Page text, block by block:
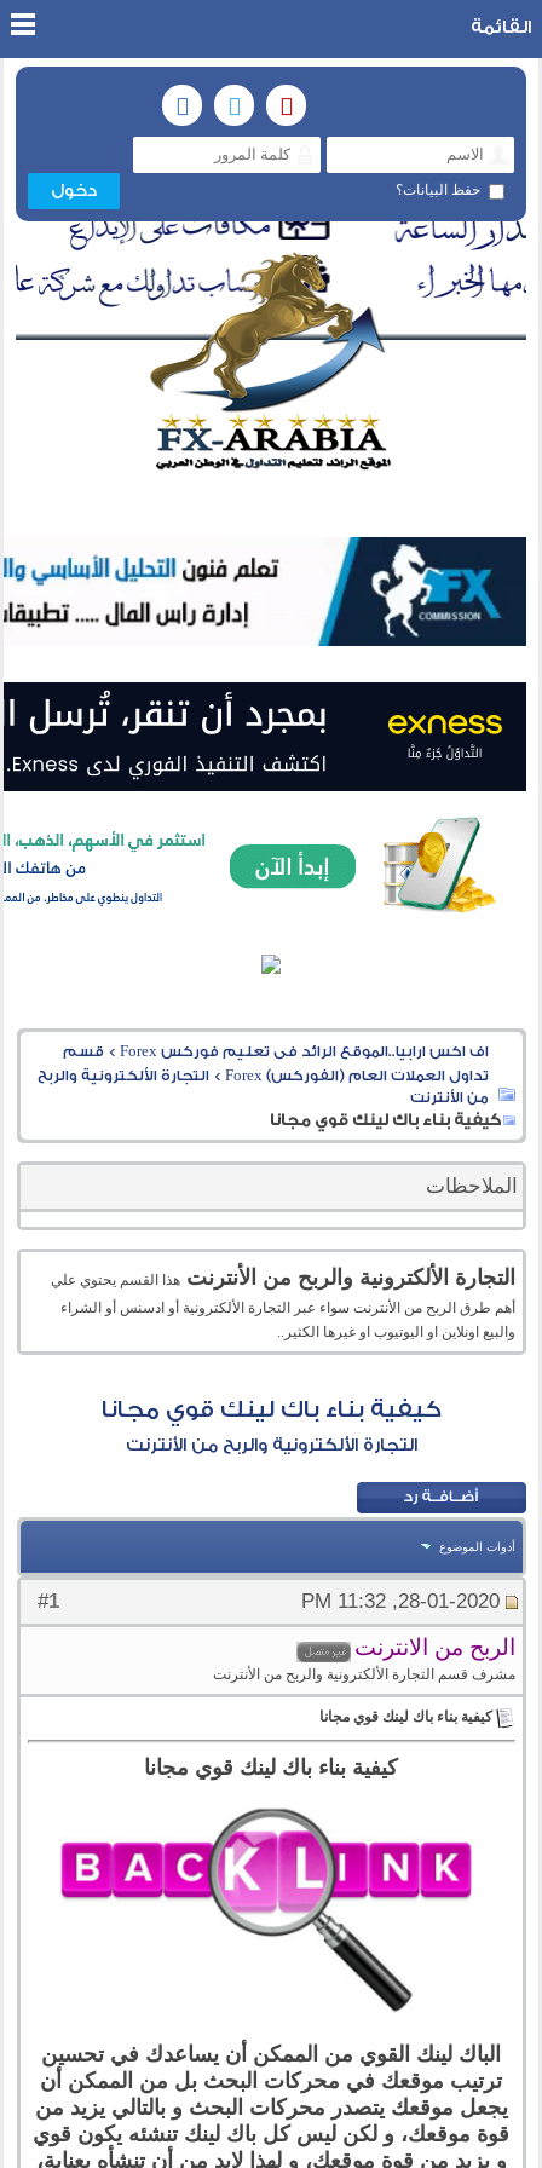
حفظ البيانات؟
القائمة
اف اكس ارابيا..الموقع الرائد فى تعليم فوركس Forex > قسم
تداول العملات العام (الفوركس) Forex
>التجارة الألكترونية والربح
من الأنترنت
كيفية بناء باك لينك قوي مجانا
الملاحظات
التجارة الألكترونية والربح من الأنترنت هذا القسم يحتوي علي
أهم طرق الربح من الأنترنت سواء عبر التجارة الألكترونية أو ادسنس أو الشراء
والبيع اونلاين او اليوتيوب او غيرها الكثير..
كيفية بناء باك لينك قوي مجانا
التجارة الألكترونية والربح من الأنترنت
أدوات الموضوع
#
1 28-01-2020, 11:32 PM
الربح من الانترنت
مشرف قسم التجارة الألكترونية والربح من الأنترنت
كيفية بناء باك لينك قوي مجانا
كيفية بناء باك لينك قوي مجانا
الباك لينك القوي من الممكن أن يساعدك في تحسين
ترتيب موقعك في محركات البحث بل من الممكن أن
يجعل موقعك يتصدر محركات البحث و بالتالي يزيد من
قوة موقعك، و لكن ليس كل باك لينك تنشئه يكون قوي
و يزيد من قوة موقعك، و لهذا لابد من أن تنشأه بعناية،